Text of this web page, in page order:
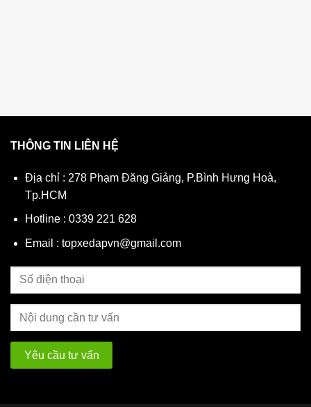
Đặc điểm nổi bật xe đạp
Khung sắt dày , các mối hàn đẹp, chắc
Lớp sơn bền, chống bong chóc tốt trong
Tem xe in chìm nên không lo bị bong tem
Bánh có ruột bơm hơi cao cấp giúp bé đạp
Yên và tay lái có thể tuỳ chỉnh cao thấp
Thắng đùm dễ sử dụng, bóp nhẹ, thắng ăn
Bộ Sên Líp cao cấp, trơn tru, giúp bé đạp
Màu sắc : Hồng, Xanh dương, Đỏ
THÔNG TIN LIÊN HỆ
Địa chỉ : 278 Phạm Đăng Giảng, P.Bình Hưng Hoà,
Tp.HCM
Hotline : 0339 221 628
Email : topxedapvn@gmail.com